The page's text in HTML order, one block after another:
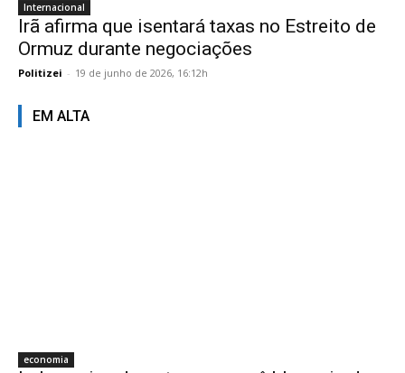
Internacional
Irã afirma que isentará taxas no Estreito de
Ormuz durante negociações
Politizei - 19 de junho de 2026, 16:12h
EM ALTA
economia